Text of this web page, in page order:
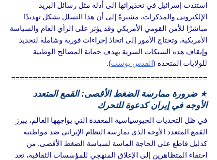
استندت إسرائيل في تحذيراتها إلى أدلة مثل رسائل البريد
الإلكتروني والمذكرات، مشيرةً إلى أن هذا التسلل يشكل تهديدًا
مباشرًا للأمن القومي الأمريكي وقد يؤثر على الرأي العام والسياسة
الأمريكية. وتحتاج الأمور إلى اتخاذ إجراءات فورية وشاملة لتحديد
وإيقاف هذه الشبكات السرية بهدف حماية المصالح الوطنية
للولايات المتحدة (القدس بوست).
=============================================
★ ضرورة ممارسة الضغط الأقصى: القمع المتعدد
الأوجه في إيران كدعوة للتحرك
في ظل التحديات الجيوسياسية المعقدة التي يواجهها العالم، يبرز
القمع المتعدد الأوجه الذي يمارسه النظام الإيراني ضد مواطنيه
كدليل قاطع على الحاجة الماسة لسياسة الضغط الأقصى. من
اختفاء المتظاهرين إلى الإغلاق المنهجي للمؤسسات الثقافية، تعد